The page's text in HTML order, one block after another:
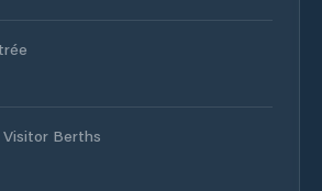
Berths